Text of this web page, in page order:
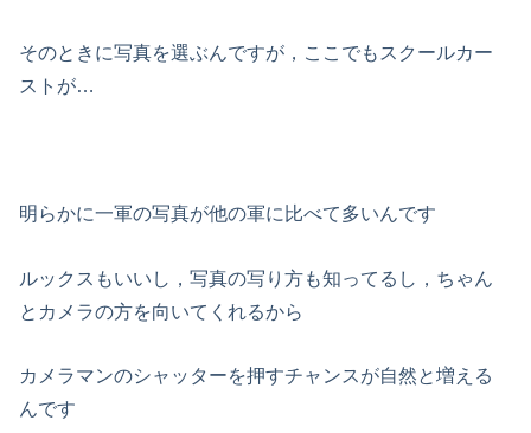
そのときに写真を選ぶんですが，ここでもスクールカー
ストが…
明らかに一軍の写真が他の軍に比べて多いんです
ルックスもいいし，写真の写り方も知ってるし，ちゃん
とカメラの方を向いてくれるから
カメラマンのシャッターを押すチャンスが自然と増える
んです